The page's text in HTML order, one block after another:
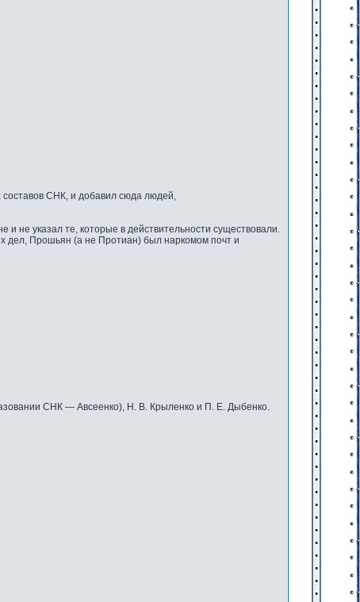
составов СНК, и добавил сюда людей,
не указал те, которые в действительности существовали.
дел, Прошьян (а не Протиан) был наркомом почт и
СНК — Авсеенко), Н. В. Крыленко и П. Е. Дыбенко.